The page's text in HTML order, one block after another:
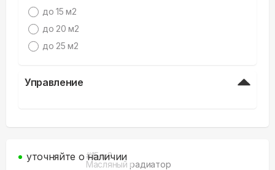
до 15 м2
до 20 м2
до 25 м2
Управление
#15м3
Масляный радиатор
уточняйте о наличии